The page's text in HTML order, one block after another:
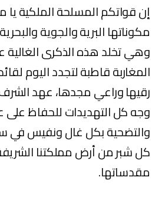
إن قواتكم المسلحة الملكية
مكوناتها البرية والجوية
وهي تخلد هذه الذكرى
المغاربة قاطبة لتجدد اليوم
رقيها وراعي مجدها، عهد
وجه كل التهديدات للحفاظ على
والتضحية بكل غال ونفيس في
كل شبر من أرض مملكتنا
مقدساتها.